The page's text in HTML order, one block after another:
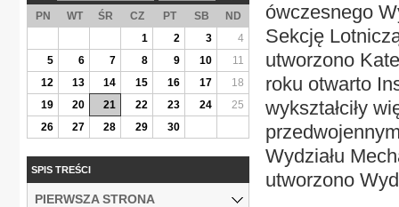
ówczesnego
Sekcję
utworzono
roku otwarto
wykształciły
Wydziału
utworzono
PN WT ŚR CZ PT SB
ND
1
2 3
4
5
6 7 8 9 10
11
12
13 14 15 16 17
18
19
20 21 22 23 24
25
26
27 28 29 30
SPIS TREŚCI
PIERWSZA STRONA